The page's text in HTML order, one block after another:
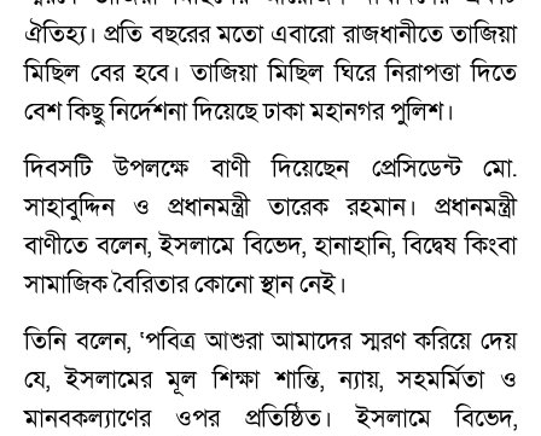
ঐতিহ্য। প্রতি বছরের মতো এবারো রাজধানীতে তাজিয়া
মিছিল বের হবে। তাজিয়া মিছিল ঘিরে নিরাপত্তা দিতে
বেশ কিছু নির্দেশনা দিয়েছে ঢাকা মহানগর পুলিশ।
দিবসটি উপলক্ষে বাণী দিয়েছেন প্রেসিডেন্ট মো.
সাহাবুদ্দিন ও প্রধানমন্ত্রী তারেক রহমান। প্রধানমন্ত্রী
বাণীতে বলেন, ইসলামে বিভেদ, হানাহানি, বিদ্বেষ কিংবা
সামাজিক বৈরিতার কোনো স্থান নেই।
তিনি বলেন, ‘পবিত্র আশুরা আমাদের স্মরণ করিয়ে দেয়
যে, ইসলামের মূল শিক্ষা শান্তি, ন্যায়, সহমর্মিতা ও
মানবকল্যাণের ওপর প্রতিষ্ঠিত। ইসলামে বিভেদ,